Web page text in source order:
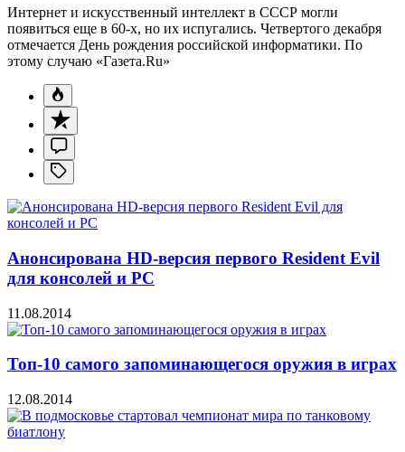
Интернет и искусственный интеллект в СССР могли
появиться еще в 60-х, но их испугались. Четвертого декабря
отмечается День рождения российской информатики. По
этому случаю «Газета.Ru»
Анонсирована HD-версия первого Resident Evil
для консолей и PC
11.08.2014
Топ-10 самого запоминающегося оружия в играх
12.08.2014